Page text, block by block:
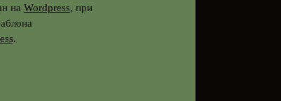
на Wordpress, при
.